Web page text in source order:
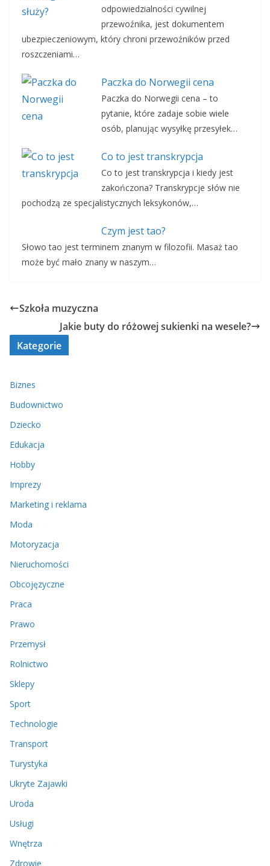
odpowiedzialności cywilnej
przewoźnika, jest dokumentem
ubezpieczeniowym, który chroni przewoźników przed
roszczeniami…
Paczka do Norwegii cena
Paczka do Norwegii cena – to
pytanie, które zadaje sobie wiele
osób, planując wysyłkę przesyłek…
Co to jest transkrypcja
Co to jest transkrypcja i kiedy jest
zakończona? Transkrypcje słów nie
pochodzą ze specjalistycznych leksykonów,…
Czym jest tao?
Słowo tao jest terminem znanym w filozofii. Masaż tao
może być mało znany w naszym…
Szkoła muzyczna
Jakie buty do różowej sukienki na wesele?
Kategorie
Biznes
Budownictwo
Dziecko
Edukacja
Hobby
Imprezy
Marketing i reklama
Moda
Motoryzacja
Nieruchomości
Obcojęzyczne
Praca
Prawo
Przemysł
Rolnictwo
Sklepy
Sport
Technologie
Transport
Turystyka
Ukryte Zajawki
Uroda
Usługi
Wnętrza
Zdrowie